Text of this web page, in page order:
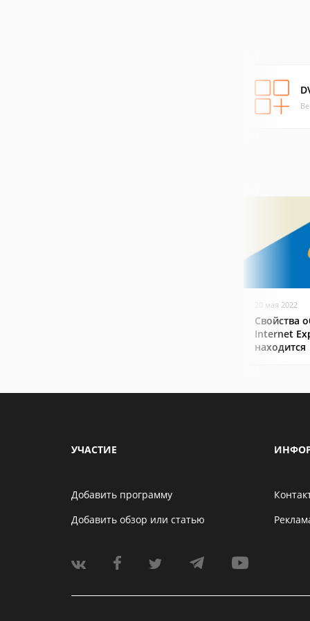
20 мая 2022
Свойства
Internet
находится
УЧАСТИЕ
Добавить программу
Добавить обзор или статью